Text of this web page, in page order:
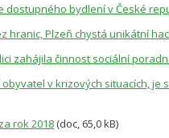
dostupného bydlení v České
hranic, Plzeň chystá unikátní
zahájila činnost sociální
v krizových situacích, je
rok 2018 (doc, 65,0 kB)